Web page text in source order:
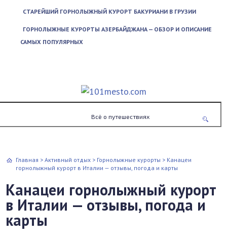
СТАРЕЙШИЙ ГОРНОЛЫЖНЫЙ КУРОРТ БАКУРИАНИ В ГРУЗИИ
ГОРНОЛЫЖНЫЕ КУРОРТЫ АЗЕРБАЙДЖАНА — ОБЗОР И ОПИСАНИЕ
САМЫХ ПОПУЛЯРНЫХ
Всё о путешествиях
Главная >Активный отдых > Горнолыжные курорты > Канацеи
горнолыжный курорт в Италии — отзывы, погода и карты
Канацеи горнолыжный курорт
в Италии — отзывы, погода и
карты